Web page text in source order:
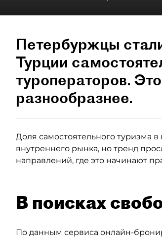
Петербуржцы
Турции
туроператоров.
разнообразнее.
Доля самостоятельного туризма в
внутреннего рынка, но тренд
направлений, где это начинают
В поисках
По данным сервиса онлайн-